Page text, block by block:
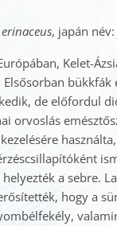
, japán név:
Kelet-
bükkfák
de előfordul
orvoslás
a sebre.
hogy a